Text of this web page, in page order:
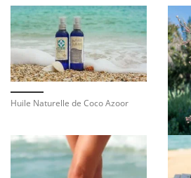
Huile Naturelle de Coco Azoor